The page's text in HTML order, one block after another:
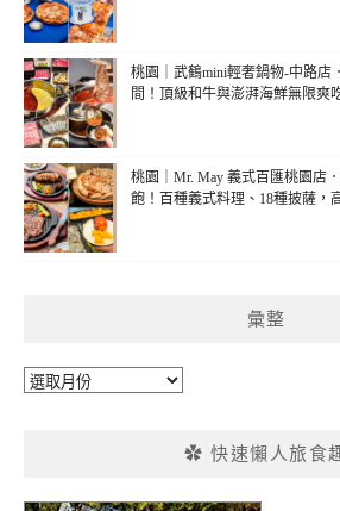
桃園｜武鶴mini輕奢鍋物-中路店
間！頂級和牛與澎湃海鮮無限爽
桃園｜Mr. May 義式百匯桃園店
飽！百種義式料理、18種披薩，
彙整
彙
✿ 快速懶人旅食